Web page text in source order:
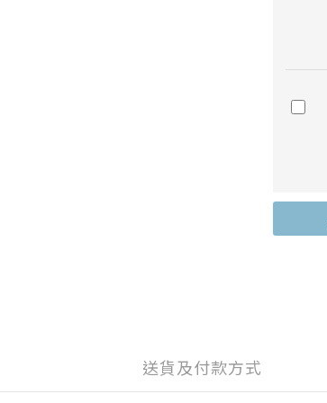
送貨及付款方式